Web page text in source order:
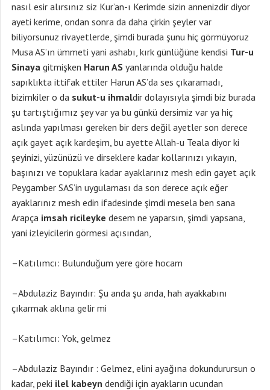
nasıl esir alırsınız siz Kur’an-ı Kerimde sizin annenizdir diyor
ayeti kerime, ondan sonra da daha çirkin şeyler var
biliyorsunuz rivayetlerde, şimdi burada şunu hiç görmüyoruz
Musa AS’ın ümmeti yani ashabı, kırk günlüğüne kendisi Tur-u
Sinaya gitmişken Harun AS yanlarında olduğu halde
sapıklıkta ittifak ettiler Harun AS’da ses çıkaramadı,
bizimkiler o da sukut-u ihmaldir dolayısıyla şimdi biz burada
şu tartıştığımız şey var ya bu günkü dersimiz var ya hiç
aslında yapılması gereken bir ders değil ayetler son derece
açık gayet açık kardeşim, bu ayette Allah-u Teala diyor ki
şeyinizi, yüzünüzü ve dirseklere kadar kollarınızı yıkayın,
başınızı ve topuklara kadar ayaklarınız mesh edin gayet açık
Peygamber SAS’in uygulaması da son derece açık eğer
ayaklarınız mesh edin ifadesinde şimdi mesela ben sana
Arapça imsah ricileyke desem ne yaparsın, şimdi yapsana,
yani izleyicilerin görmesi açısından,
–Katılımcı: Bulunduğum yere göre hocam
–Abdulaziz Bayındır: Şu anda şu anda, hah ayakkabını
çıkarmak aklına gelir mi
–Katılımcı: Yok, gelmez
–Abdulaziz Bayındır : Gelmez, elini ayağına dokundurursun o
kadar, peki ilel kabeyn dendiği için ayakların ucundan